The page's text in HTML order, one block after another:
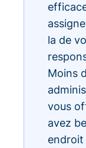
la de
Moins
vous
avez
endroit